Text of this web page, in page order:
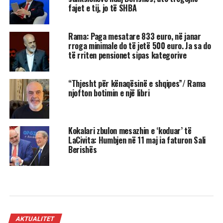
fajet e tij, jo të SHBA
Rama: Paga mesatare 833 euro, në janar
rroga minimale do të jetë 500 euro. Ja sa do
të rriten pensionet sipas kategorive
“Thjesht për kënaqësinë e shqipes”/ Rama
njofton botimin e një libri
Kokalari zbulon mesazhin e ‘koduar’ të
LaCivita: Humbjen në 11 maj ia faturon Sali
Berishës
AKTUALITET